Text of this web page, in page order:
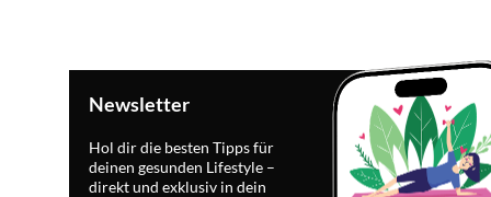
Newsletter
Hol dir die besten Tipps für
deinen gesunden Lifestyle –
direkt und exklusiv in dein